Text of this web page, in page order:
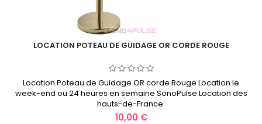
LOCATION POTEAU DE GUIDAGE OR CORDE ROUGE
Location Poteau de Guidage OR corde Rouge Location le
week-end ou 24 heures en semaine SonoPulse Location des
hauts-de-France
Prix
10,00 €